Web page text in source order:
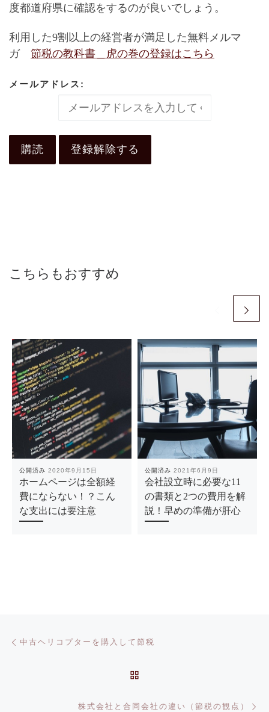
度都道府県に確認をするのが良いでしょう。
利用した9割以上の経営者が満足した無料メルマ
ガ 節税の教科書＿虎の巻の登録はこちら
メールアドレス:
こちらもおすすめ
公開済み 2020年9月15日
ホームページは全額経
費にならない！？こん
な支出には要注意
公開済み 2021年6月9日
会社設立時に必要な11
の書類と2つの費用を解
説！早めの準備が肝心
投稿ナビゲーション
中古ヘリコプターを購入して節税
株式会社と合同会社の違い（節税の観点）